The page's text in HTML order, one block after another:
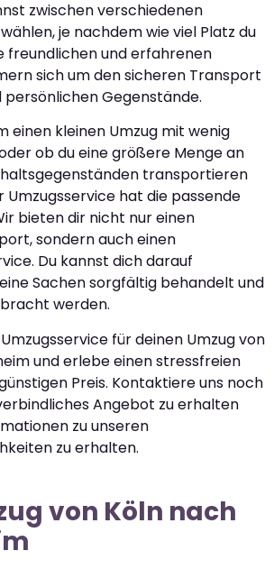
zwischen verschiedenen
je nachdem wie viel Platz du
freundlichen und erfahrenen
sich um den sicheren Transport
persönlichen Gegenstände.
einen kleinen Umzug mit wenig
ob du eine größere Menge an
transportieren
hat die passende
bieten dir nicht nur einen
sondern auch einen
Du kannst dich darauf
Sachen sorgfältig behandelt und
werden.
für deinen Umzug von
und erlebe einen stressfreien
Preis. Kontaktiere uns noch
Angebot zu erhalten
zu unseren
zu erhalten.
von Köln nach